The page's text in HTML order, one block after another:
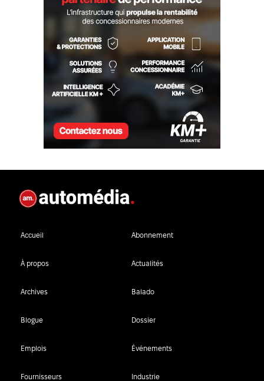
Accueil Abonnement
À propos Actualités
Archives Balado
Blogue Dossier
Emplois Événements
Fournisseurs Industrie